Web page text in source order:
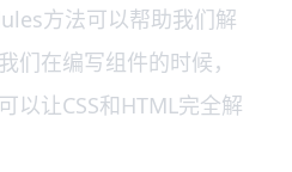
方法可以帮助我们解
们在编写组件的时候，
以让CSS和HTML完全解